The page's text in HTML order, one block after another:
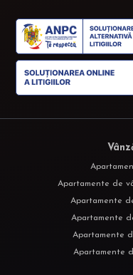
Apartamente de
Apartamente
Apartamente
Apartamente
Apartamente